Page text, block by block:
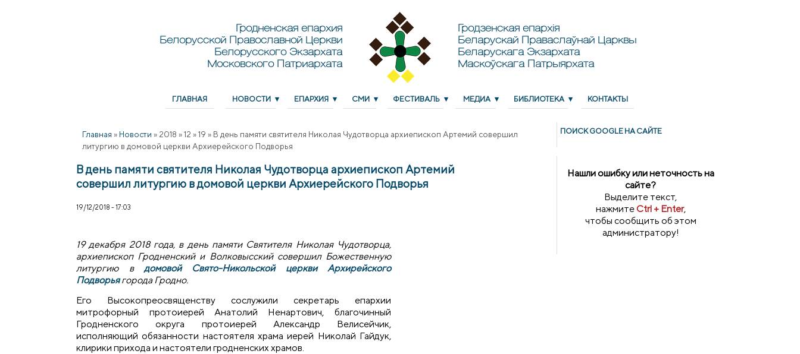
Гродненская епархия
Белорусской Православной Церкви
Белорусского Экзархата
Московского Патриархата
Гродзенская епархія
Беларускай Праваслаўнай Царквы
Беларускага Экзархата
Маскоўскага Патрыярхата
ГЛАВНАЯ НОВОСТИ ЕПАРХИЯ СМИ ФЕСТИВАЛЬ МЕДИА БИБЛИОТЕКА КОНТАКТЫ
Главная » Новости » 2018 » 12 » 19 » В день памяти святителя Николая Чудотворца архиепископ Артемий совершил
литургию в домовой церкви Архиерейского Подворья
В день памяти святителя Николая Чудотворца архиепископ Артемий
совершил литургию в домовой церкви Архиерейского Подворья
19/12/2018 - 17:03
19 декабря 2018 года, в день памяти Святителя Николая Чудотворца,
архиепископ Гродненский и Волковысский совершил Божественную
литургию в домовой Свято-Никольской церкви Архирейского
Подворьягорода Гродно.
Его Высокопреосвященству сослужили секретарь епархии
митрофорный протоиерей Анатолий Ненартович, благочинный
Гродненского округа протоиерей Александр Велисейчик,
исполняющий обязанности настоятеля храма иерей Николай Гайдук,
клирики прихода и настоятели гродненских храмов.
ПОИСК GOОGLE НА САЙТЕ
Нашли ошибку или неточность на
сайте?
Выделите текст,
нажмитеCtrl + Enter,
чтобы сообщить об этом
администратору!